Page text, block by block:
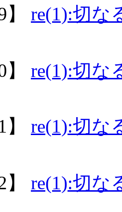
re(1):切な
re(1):切な
re(1):切な
re(1):切な